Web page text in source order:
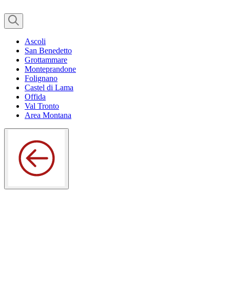
Ascoli
San Benedetto
Grottammare
Monteprandone
Folignano
Castel di Lama
Offida
Val Tronto
Area Montana